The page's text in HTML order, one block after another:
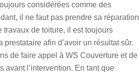
considérées comme des
il ne faut pas prendre sa réparation
travaux de toiture, il est toujours
afin d’avoir un résultat sûr.
de faire appel à WS Couverture et de
avant l’intervention. En tant que